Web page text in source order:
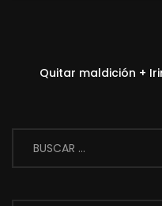
Quitar maldición +